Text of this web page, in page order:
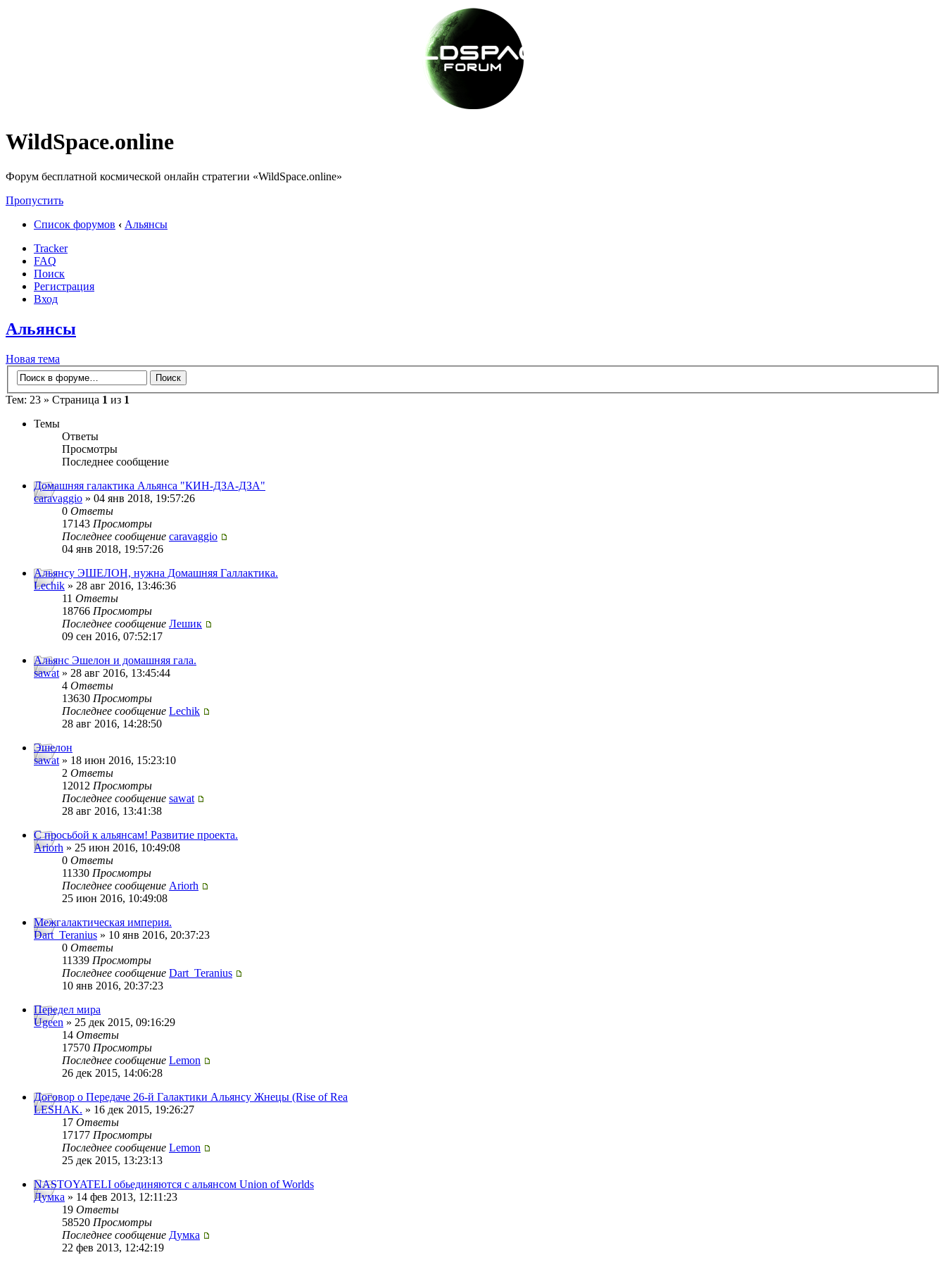
WildSpace.online
Форум бесплатной космической онлайн стратегии «WildSpace.online»
Пропустить
Список форумов ‹ Альянсы
Tracker
FAQ
Поиск
Регистрация
Вход
Альянсы
Новая тема
Тем: 23 » Страница 1 из 1
Темы
Ответы
Просмотры
Последнее сообщение
Домашняя галактика Альянса "КИН-ДЗА-ДЗА"
caravaggio » 04 янв 2018, 19:57:26
0 Ответы
17143 Просмотры
Последнее сообщение caravaggio
04 янв 2018, 19:57:26
Альянсу ЭШЕЛОН, нужна Домашняя Галлактика.
Lechik » 28 авг 2016, 13:46:36
11 Ответы
18766 Просмотры
Последнее сообщение Лешик
09 сен 2016, 07:52:17
Альянс Эшелон и домашняя гала.
sawat » 28 авг 2016, 13:45:44
4 Ответы
13630 Просмотры
Последнее сообщение Lechik
28 авг 2016, 14:28:50
Эшелон
sawat » 18 июн 2016, 15:23:10
2 Ответы
12012 Просмотры
Последнее сообщение sawat
28 авг 2016, 13:41:38
C просьбой к альянсам! Развитие проекта.
Ariorh » 25 июн 2016, 10:49:08
0 Ответы
11330 Просмотры
Последнее сообщение Ariorh
25 июн 2016, 10:49:08
Межгалактическая империя.
Dart_Teranius » 10 янв 2016, 20:37:23
0 Ответы
11339 Просмотры
Последнее сообщение Dart_Teranius
10 янв 2016, 20:37:23
Передел мира
Ugeen » 25 дек 2015, 09:16:29
14 Ответы
17570 Просмотры
Последнее сообщение Lemon
26 дек 2015, 14:06:28
Договор о Передаче 26-й Галактики Альянсу Жнецы (Rise of Rea
LESHAK. » 16 дек 2015, 19:26:27
17 Ответы
17177 Просмотры
Последнее сообщение Lemon
25 дек 2015, 13:23:13
NASTOYATELI обьединяются с альянсом Union of Worlds
Думка » 14 фев 2013, 12:11:23
19 Ответы
58520 Просмотры
Последнее сообщение Думка
22 фев 2013, 12:42:19